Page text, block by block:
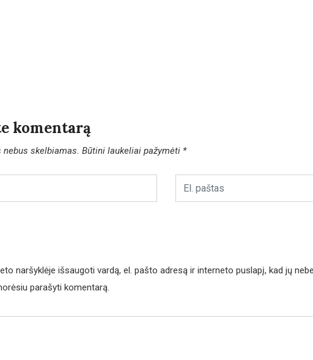
komentarą
nebus skelbiamas. Būtini laukeliai pažymėti *
naršyklėje išsaugoti vardą, el. pašto adresą ir interneto puslapį, kad jų
parašyti komentarą.